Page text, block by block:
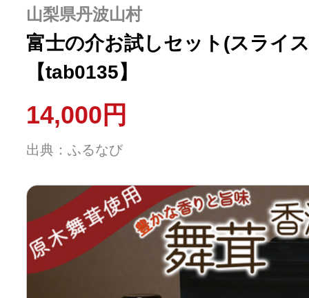
山梨県丹波山村
富士の介お試しセット(スライ
【tab0135】
14,000円
出典：ふるなび